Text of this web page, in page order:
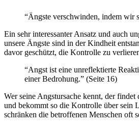
“Ängste verschwinden, indem wir
Ein sehr interessanter Ansatz und auch
unsere Ängste sind in der Kindheit
davor geschützt, die Kontrolle zu
“Angst ist eine unreflektierte
einer Bedrohung.” (Seite 16)
Wer seine Angstursache kennt, der findet
und bekommt so die Kontrolle über sein
schränken die betroffenen Menschen oft